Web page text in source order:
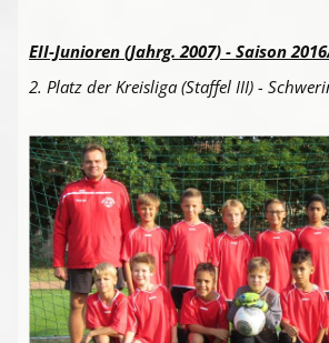
EII-Junioren (Jahrg. 2007) - Saison
2. Platz der Kreisliga (Staffel III) -